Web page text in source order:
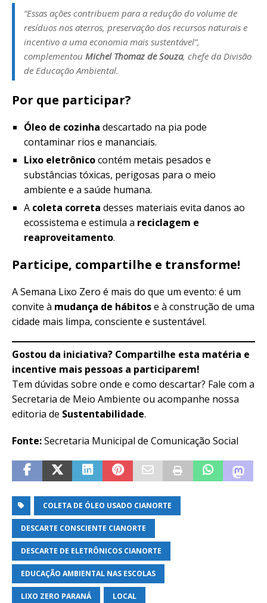
“Essas ações contribuem para a redução do volume de
resíduos nos aterros, preservação dos recursos naturais e
incentivo a uma economia mais sustentável”,
complementou Michel Thomaz de Souza, chefe da Divisão
de Educação Ambiental.
Por que participar?
Óleo de cozinha descartado na pia pode
contaminar rios e mananciais.
Lixo eletrônicocontém metais pesados e
substâncias tóxicas, perigosas para o meio
ambiente e a saúde humana.
A coleta correta desses materiais evita danos ao
ecossistema e estimula a reciclagem e
reaproveitamento.
Participe, compartilhe e transforme!
A Semana Lixo Zero é mais do que um evento: é um
convite à mudança de hábitose à construção de uma
cidade mais limpa, consciente e sustentável.
Gostou da iniciativa? Compartilhe esta matéria e
incentive mais pessoas a participarem!
Tem dúvidas sobre onde e como descartar? Fale com a
Secretaria de Meio Ambiente ou acompanhe nossa
editoria de Sustentabilidade.
Fonte:Secretaria Municipal de Comunicação Social
COLETA DE ÓLEO USADO CIANORTE
DESCARTE CONSCIENTE CIANORTE
DESCARTE DE ELETRÔNICOS CIANORTE
EDUCAÇÃO AMBIENTAL NAS ESCOLAS
LIXO ZERO PARANÁ LOCAL